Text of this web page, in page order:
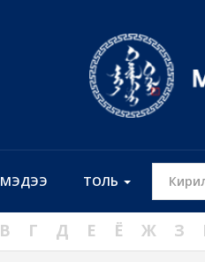
МЭДЭЭ ТОЛЬ
В Г Д Е Ё Ж З